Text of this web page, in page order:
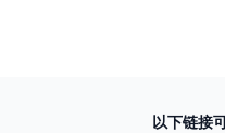
以下链接